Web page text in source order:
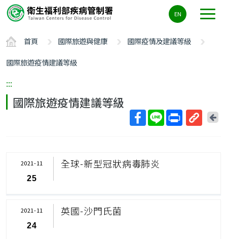
要
容
ALT+C
EN
首頁 國際旅遊與健康
國際疫情及建議等級
國際旅遊疫情建議等級
:::
國際旅遊疫情建議等級
回
全球-新型冠狀病毒肺炎
2021-11
25
英國-沙門氏菌
2021-11
24